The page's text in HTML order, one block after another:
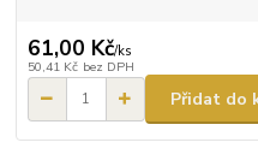
61,00 Kč/ks
50,41 Kč bez DPH
Přidat do